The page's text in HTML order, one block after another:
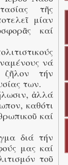
τῆς
μίαν
καί
νά
τήν
των.
ἀλλά
καθότι
καί
διά τήν
μας καί
τοῦ